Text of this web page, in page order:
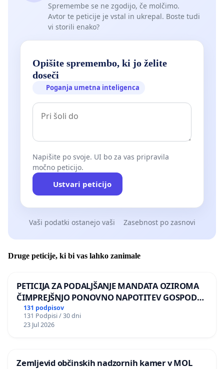
Spremembe se ne zgodijo, če molčimo.
Avtor te peticije je vstal in ukrepal. Boste tudi
vi storili enako?
Opišite spremembo, ki jo želite
doseči
Poganja umetna inteligenca
Napišite po svoje. UI bo za vas pripravila
močno peticijo.
Ustvari peticijo
Vaši podatki ostanejo vaši Zasebnost po zasnovi
Druge peticije, ki bi vas lahko zanimale
PETICIJA ZA PODALJŠANJE MANDATA OZIROMA
ČIMPREJŠNJO PONOVNO NAPOTITEV GOSPODA
BERNARDA ŠRAJNERJA NA VELEPOSLANIŠTVO
REPUBLIKE SLOVENIJE V MOSKVI
131 podpisov
131 Podpisi / 30 dni
23 Jul 2026
Zemljevid občinskih nadzornih kamer v MOL